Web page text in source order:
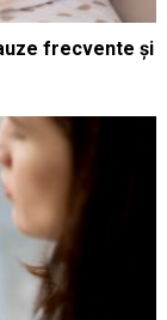
frecvente și